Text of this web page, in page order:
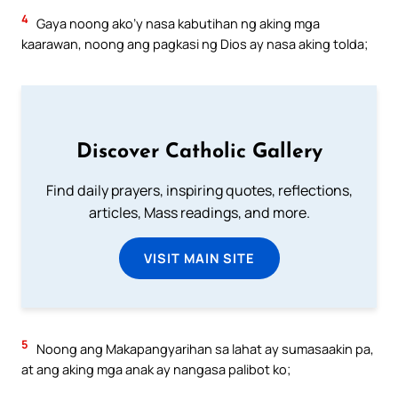
4 Gaya noong ako’y nasa kabutihan ng aking mga
kaarawan, noong ang pagkasi ng Dios ay nasa aking tolda;
Discover Catholic Gallery
Find daily prayers, inspiring quotes, reflections,
articles, Mass readings, and more.
VISIT MAIN SITE
5
Noong ang Makapangyarihan sa lahat ay sumasaakin pa,
at ang aking mga anak ay nangasa palibot ko;